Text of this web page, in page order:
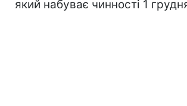
який набуває чинності 1